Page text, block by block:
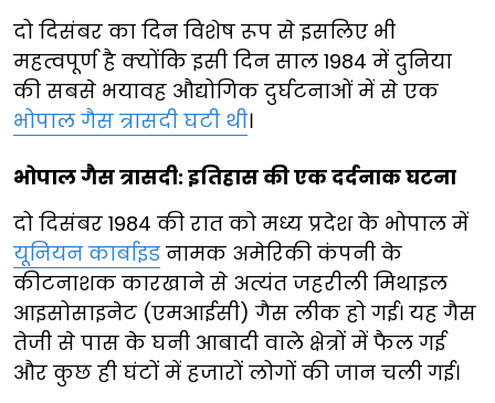
दो दिसंबर का दिन विशेष रूप से इसलिए भी
महत्वपूर्ण है क्योंकि इसी दिन साल 1984 में दुनिया
की सबसे भयावह औद्योगिक दुर्घटनाओं में से एक
भोपाल गैस त्रासदी घटी थी।
भोपाल गैस त्रासदी: इतिहास की एक दर्दनाक घटना
दो दिसंबर 1984 की रात को मध्य प्रदेश के भोपाल में
यूनियन कार्बाइड नामक अमेरिकी कंपनी के
कीटनाशक कारखाने से अत्यंत जहरीली मिथाइल
आइसोसाइनेट (एमआईसी) गैस लीक हो गई। यह गैस
तेजी से पास के घनी आबादी वाले क्षेत्रों में फैल गई
और कुछ ही घंटों में हजारों लोगों की जान चली गई।